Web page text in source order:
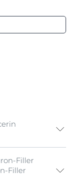
genetici, lo
su come e
Filler
Filler